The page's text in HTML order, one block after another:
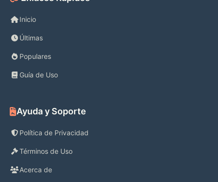
傲娇的姐姐，腹黑萌的大喵将会陪伴暖暖
的剧情和未知的谜题也等待着暖暖去寻找
Inicio
Últimas
Populares
Guía de Uso
Ayuda y Soporte
Política de Privacidad
Términos de Uso
Acerca de